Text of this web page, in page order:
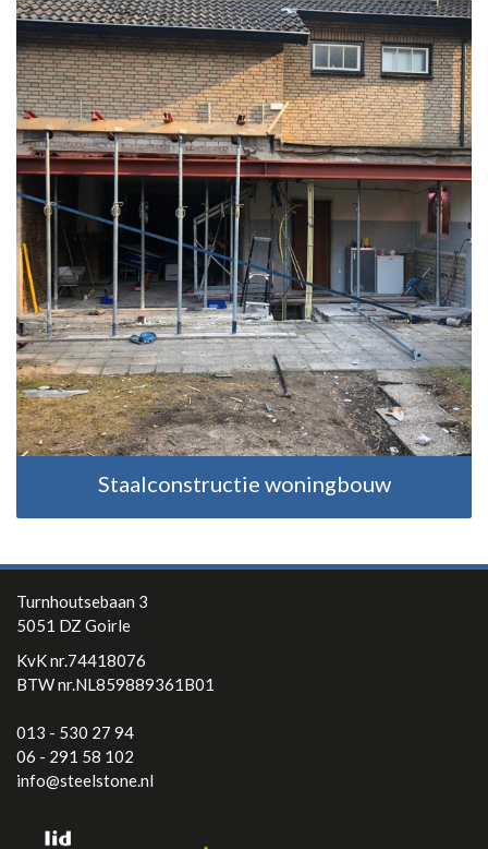
Staalconstructie woningbouw
Turnhoutsebaan 3
5051 DZ Goirle
KvK nr.74418076
BTW nr.NL859889361B01
013 - 530 27 94
06 - 291 58 102
info@steelstone.nl